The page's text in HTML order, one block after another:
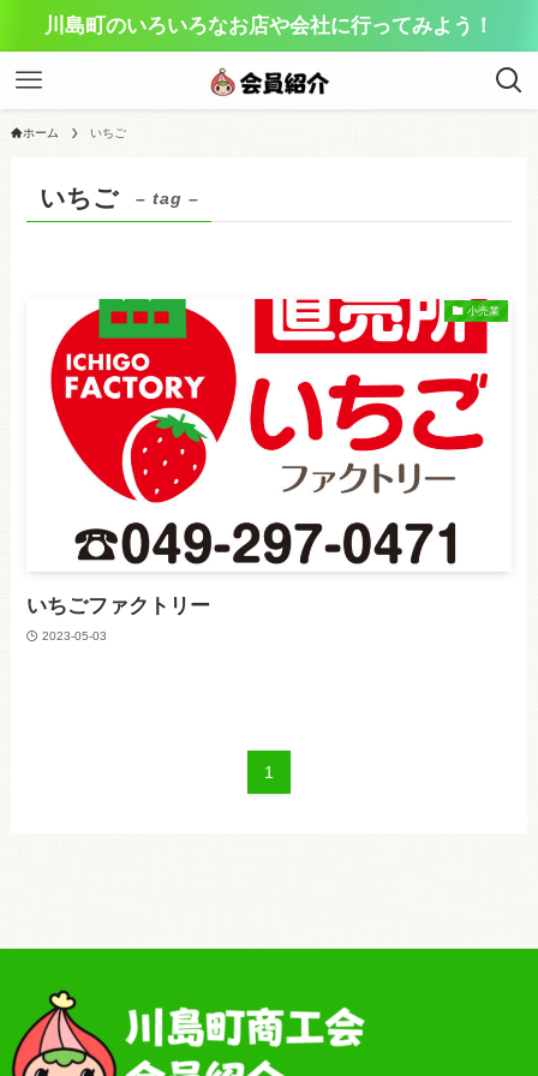
川島町のいろいろなお店や会社に行ってみよう！
ホーム いちご
いちご – tag –
小売業
いちごファクトリー
2023-05-03
1